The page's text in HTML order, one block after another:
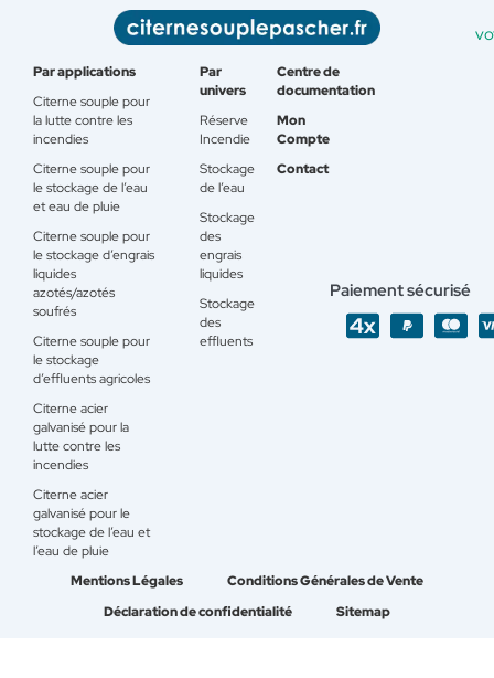
Par applications
Citerne souple pour
la lutte contre les
incendies
Citerne souple pour
le stockage de l’eau
et eau de pluie
Citerne souple pour
le stockage d’engrais
liquides
azotés/azotés
soufrés
Citerne souple pour
le stockage
d’effluents agricoles
Citerne acier
galvanisé pour la
lutte contre les
incendies
Citerne acier
galvanisé pour le
stockage de l’eau et
l’eau de pluie
Par
univers
Réserve
Incendie
Stockage
de l’eau
Stockage
des
engrais
liquides
Stockage
des
effluents
Centre de
documentation
Mon
Compte
Contact
Paiement sécurisé
Mentions Légales
Conditions Générales de Vente
Déclaration de confidentialité
Sitemap